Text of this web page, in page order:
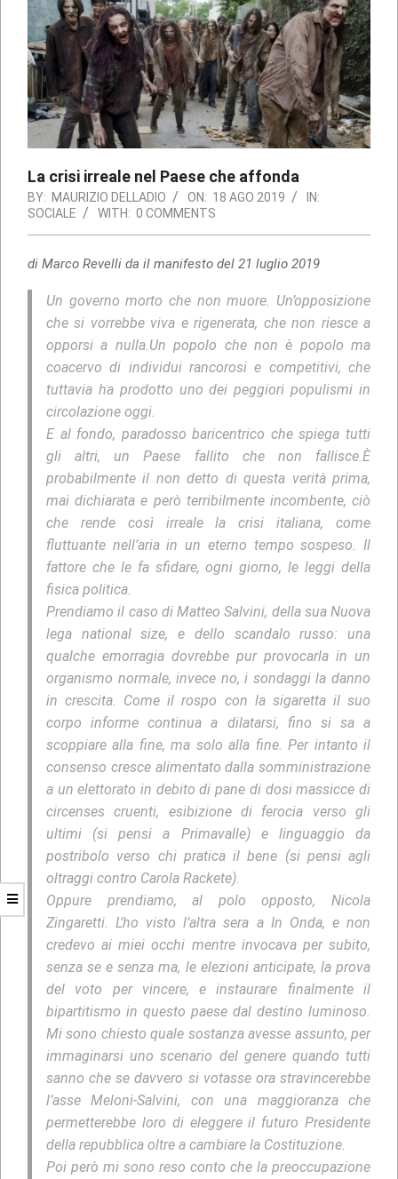
La crisi irreale nel Paese che affonda
BY: MAURIZIO DELLADIO ON: 18 AGO 2019
IN:
SOCIALE
WITH: 0 COMMENTS
di Marco Revelli da il manifesto del 21 luglio 2019
Un governo morto che non muore. Un’opposizione
che si vorrebbe viva e rigenerata, che non riesce a
opporsi a nulla.Un popolo che non è popolo ma
coacervo di individui rancorosi e competitivi, che
tuttavia ha prodotto uno dei peggiori populismi in
circolazione oggi.
E al fondo, paradosso baricentrico che spiega tutti
gli altri, un Paese fallito che non fallisce.È
probabilmente il non detto di questa verità prima,
mai dichiarata e però terribilmente incombente, ciò
che rende così irreale la crisi italiana, come
fluttuante nell’aria in un eterno tempo sospeso. Il
fattore che le fa sfidare, ogni giorno, le leggi della
fisica politica.
Prendiamo il caso di Matteo Salvini, della sua Nuova
lega national size, e dello scandalo russo: una
qualche emorragia dovrebbe pur provocarla in un
organismo normale, invece no, i sondaggi la danno
in crescita. Come il rospo con la sigaretta il suo
corpo informe continua a dilatarsi, fino si sa a
scoppiare alla fine, ma solo alla fine. Per intanto il
consenso cresce alimentato dalla somministrazione
a un elettorato in debito di pane di dosi massicce di
circenses cruenti, esibizione di ferocia verso gli
ultimi (si pensi a Primavalle) e linguaggio da
postribolo verso chi pratica il bene (si pensi agli
oltraggi contro Carola Rackete).
Oppure prendiamo, al polo opposto, Nicola
Zingaretti. L’ho visto l’altra sera a In Onda, e non
credevo ai miei occhi mentre invocava per subito,
senza se e senza ma, le elezioni anticipate, la prova
del voto per vincere, e instaurare finalmente il
bipartitismo in questo paese dal destino luminoso.
Mi sono chiesto quale sostanza avesse assunto, per
immaginarsi uno scenario del genere quando tutti
sanno che se davvero si votasse ora stravincerebbe
l’asse Meloni-Salvini, con una maggioranza che
permetterebbe loro di eleggere il futuro Presidente
della repubblica oltre a cambiare la Costituzione.
Poi però mi sono reso conto che la preoccupazione